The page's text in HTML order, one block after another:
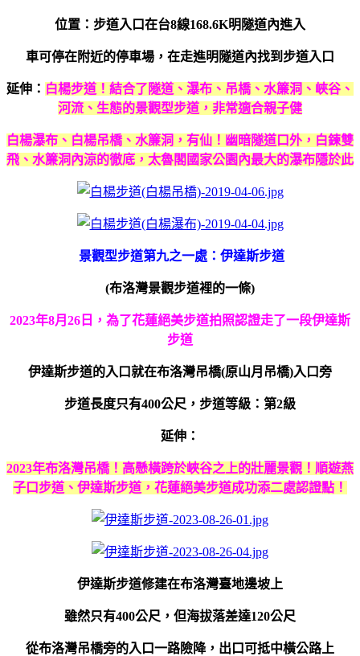
位置：步道入口在台8線168.6K明隧道內進入
車可停在附近的停車場，在走進明隧道內找到步道入口
延伸： 白楊步道！結合了隧道、瀑布、吊橋、水簾洞、峽谷、
河流、生態的景觀型步道，非常適合親子健
白楊瀑布、白楊吊橋、水簾洞，有仙！幽暗隧道口外，白鍊雙
飛、水簾洞內涼的徹底，太魯閣國家公園內最大的瀑布隱於此
景觀型步道第九之一處：伊達斯步道
(布洛灣景觀步道裡的一條)
2023年8月26日，為了花蓮絕美步道拍照認證走了一段伊達斯
步道
伊達斯步道的入口就在布洛灣吊橋(原山月吊橋)入口旁
步道長度只有400公尺，步道等級：第2級
延伸：
2023年布洛灣吊橋！高懸橫跨於峽谷之上的壯麗景觀！順遊燕
子口步道、伊達斯步道，花蓮絕美步道成功添二處認證點！
伊達斯步道修建在布洛灣臺地邊坡上
雖然只有400公尺，但海拔落差達120公尺
從布洛灣吊橋旁的入口一路險降，出口可抵中橫公路上